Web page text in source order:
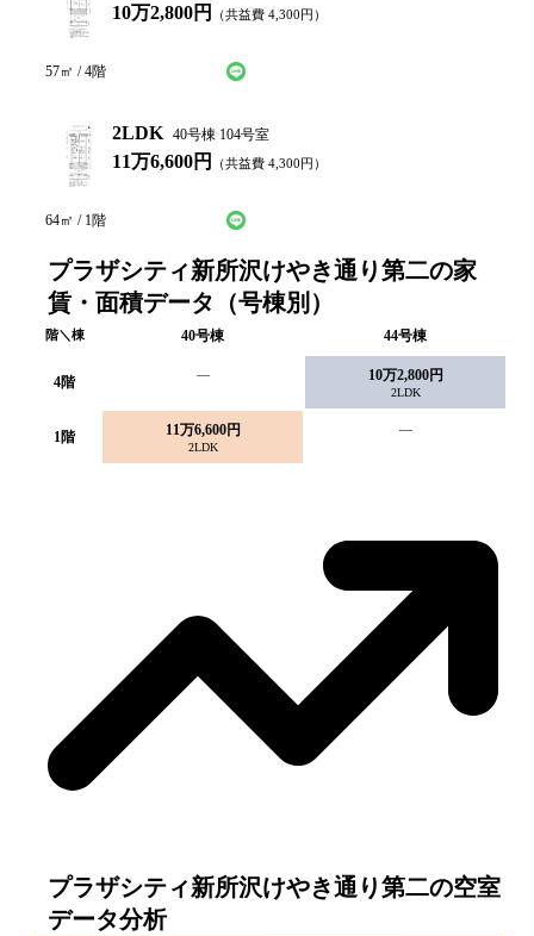
10万2,800円 （共益費 4,300 円）
57㎡ /4階
2LDK 40号棟 104号室
11万6,600円 （共益費 4,300 円）
64㎡ / 1階
プラザシティ新所沢けやき通り第二の家
賃・面積データ（号棟別）
階＼棟 40号棟 44号棟
4階 — 10万2,800円
2LDK
1階 11万6,600円
2LDK
—
プラザシティ新所沢けやき通り第二の空室
データ分析